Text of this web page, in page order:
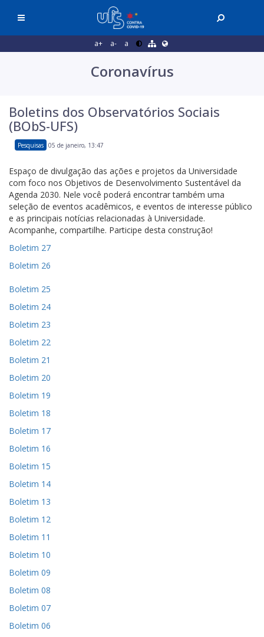
a+ a- a
Coronavírus
Boletins dos Observatórios Sociais
(BObS-UFS)
Pesquisas 05 de janeiro, 13:47
Espaço de divulgação das ações e projetos da Universidade
com foco nos Objetivos de Desenvolvimento Sustentável da
Agenda 2030. Nele você poderá encontrar também uma
seleção de eventos acadêmicos, e eventos de interesse público
e as principais notícias relacionadas à Universidade.
Acompanhe, compartilhe. Participe desta construção!
Boletim 27
Boletim 26
Boletim 25
Boletim 24
Boletim 23
Boletim 22
Boletim 21
Boletim 20
Boletim 19
Boletim 18
Boletim 17
Boletim 16
Boletim 15
Boletim 14
Boletim 13
Boletim 12
Boletim 11
Boletim 10
Boletim 09
Boletim 08
Boletim 07
Boletim 06